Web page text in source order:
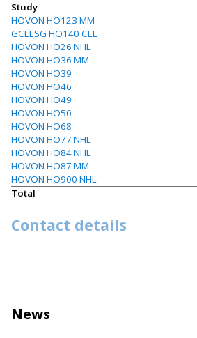
News
Study
HOVON HO123 MM
GCLLSG HO140 CLL
HOVON HO26 NHL
HOVON HO36 MM
HOVON HO39
HOVON HO46
HOVON HO49
HOVON HO50
HOVON HO68
HOVON HO77 NHL
HOVON HO84 NHL
HOVON HO87 MM
HOVON HO900 NHL
Total
Contact details